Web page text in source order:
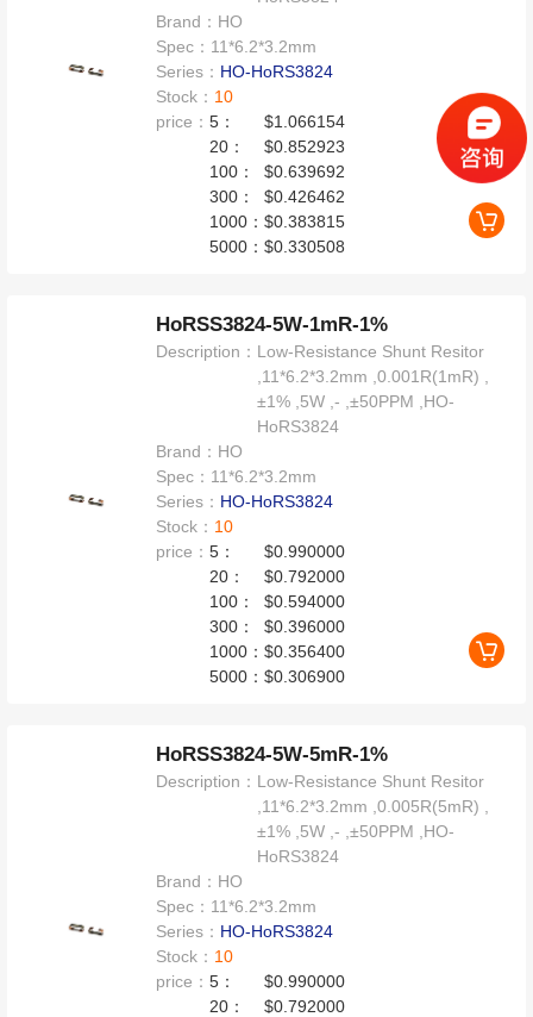
Brand： HO
Spec： 11*6.2*3.2mm
Series： HO-HoRS3824
Stock： 10
price：5：
$1.066154
20：
$0.852923
100：
$0.639692
300：
$0.426462
1000：$0.383815
5000：$0.330508
HoRSS3824-5W-1mR-1%
Description： Low-Resistance Shunt Resitor
,11*6.2*3.2mm ,0.001R(1mR) ,
±1% ,5W ,- ,±50PPM ,HO-
HoRS3824
Brand： HO
Spec： 11*6.2*3.2mm
Series： HO-HoRS3824
Stock： 10
price：5：
$0.990000
20：
$0.792000
100：
$0.594000
300：
$0.396000
1000：$0.356400
5000：$0.306900
HoRSS3824-5W-5mR-1%
Description： Low-Resistance Shunt Resitor
,11*6.2*3.2mm ,0.005R(5mR) ,
±1% ,5W ,- ,±50PPM ,HO-
HoRS3824
Brand： HO
Spec： 11*6.2*3.2mm
Series： HO-HoRS3824
Stock： 10
price：5：
$0.990000
20：
$0.792000